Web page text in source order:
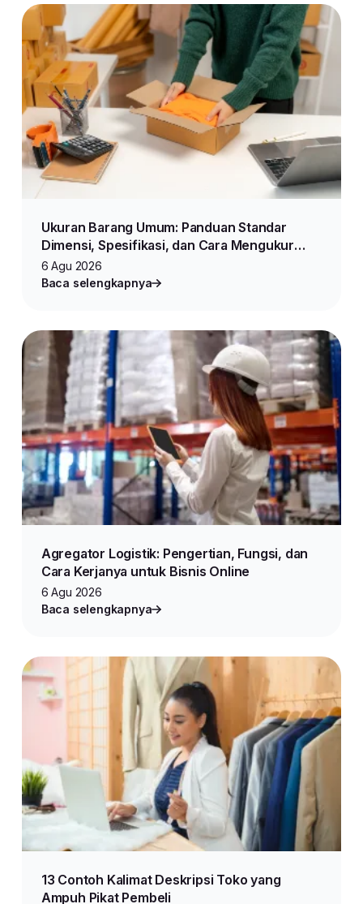
Ukuran Barang Umum: Panduan Standar
Dimensi, Spesifikasi, dan Cara Mengukur
Produk untuk Jualan Online
6 Agu 2026
Baca selengkapnya
Agregator Logistik: Pengertian, Fungsi, dan
Cara Kerjanya untuk Bisnis Online
6 Agu 2026
Baca selengkapnya
13 Contoh Kalimat Deskripsi Toko yang
Ampuh Pikat Pembeli